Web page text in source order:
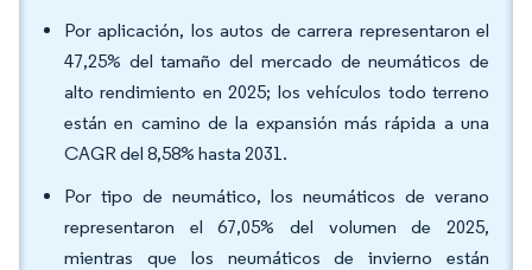
Por aplicación, los autos de carrera representaron el
47,25% del tamaño del mercado de neumáticos de
alto rendimiento en 2025; los vehículos todo terreno
están en camino de la expansión más rápida a una
CAGR del 8,58% hasta 2031.
Por tipo de neumático, los neumáticos de verano
representaron el 67,05% del volumen de 2025,
mientras que los neumáticos de invierno están